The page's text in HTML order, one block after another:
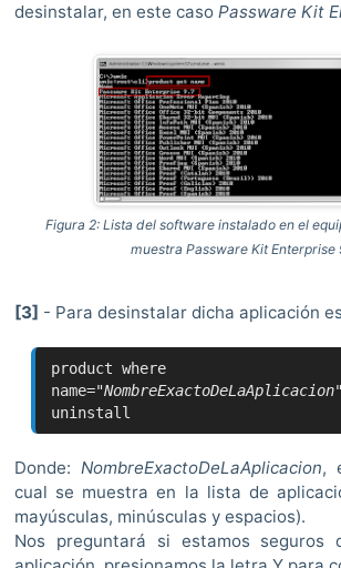
desinstalar, en este caso Passware Kit
Figura 2: Lista del software instalado en el
muestra Passware Kit Enterprise
[3] - Para desinstalar dicha aplicación
product where
name="NombreExactoDeLaAplicacion
uninstall
Donde: NombreExactoDeLaAplicacion,
cual se muestra en la lista de
mayúsculas, minúsculas y espacios).
Nos preguntará si estamos seguros